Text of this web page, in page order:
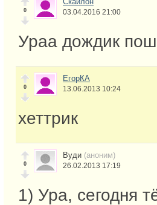
0 03.04.2016 21:00
Ураа дождик
0
ЕгорКА
13.06.2013 10:24
хеттрик
0
Вуди (аноним)
26.02.2013 17:19
1) Ура, сегодня